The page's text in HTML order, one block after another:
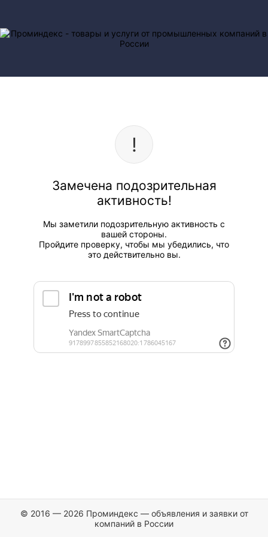
Замечена подозрительная
активность!
Мы заметили подозрительную активность с
вашей стороны.
Пройдите проверку, чтобы мы убедились, что
это действительно вы.
© 2016 — 2026 Проминдекс — объявления и заявки от
компаний в России